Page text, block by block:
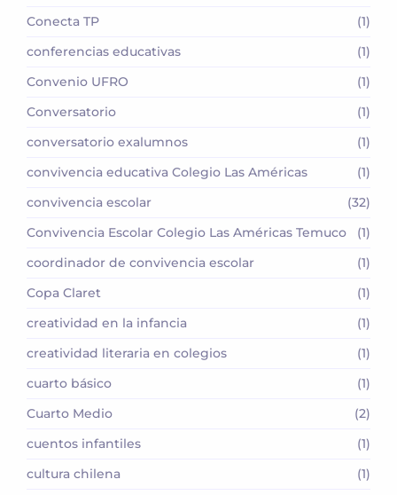
Conecta TP
(1)
conferencias educativas
(1)
Convenio UFRO
(1)
Conversatorio
(1)
conversatorio exalumnos
(1)
convivencia educativa Colegio Las Américas
(1)
convivencia escolar
(32)
Convivencia Escolar Colegio Las Américas Temuco
(1)
coordinador de convivencia escolar
(1)
Copa Claret
(1)
creatividad en la infancia
(1)
creatividad literaria en colegios
(1)
cuarto básico
(1)
Cuarto Medio
(2)
cuentos infantiles
(1)
cultura chilena
(1)